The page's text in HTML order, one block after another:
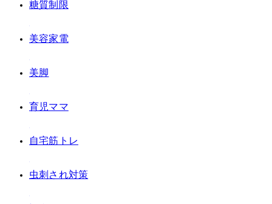
#糖質制限
#美容家電
#美脚
#育児ママ
#自宅筋トレ
#虫刺され対策